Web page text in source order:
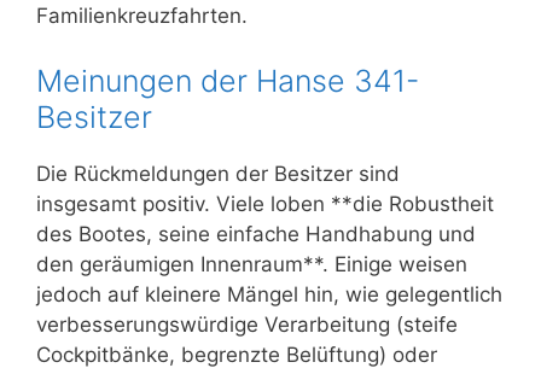
Familienkreuzfahrten.
Meinungen der Hanse 341-
Besitzer
Die Rückmeldungen der Besitzer sind
insgesamt positiv. Viele loben **die Robustheit
des Bootes, seine einfache Handhabung und
den geräumigen Innenraum**. Einige weisen
jedoch auf kleinere Mängel hin, wie gelegentlich
verbesserungswürdige Verarbeitung (steife
Cockpitbänke, begrenzte Belüftung) oder